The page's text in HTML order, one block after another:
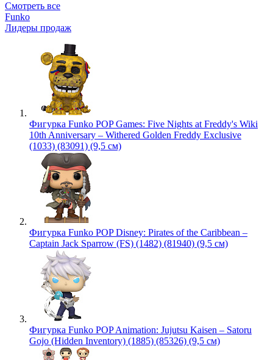
Смотреть все
Funko
Лидеры продаж
Фигурка Funko POP Games: Five Nights at Freddy's Wiki
10th Anniversary – Withered Golden Freddy Exclusive
(1033) (83091) (9,5 см)
Фигурка Funko POP Disney: Pirates of the Caribbean –
Captain Jack Sparrow (FS) (1482) (81940) (9,5 см)
Фигурка Funko POP Animation: Jujutsu Kaisen – Satoru
Gojo (Hidden Inventory) (1885) (85326) (9,5 см)